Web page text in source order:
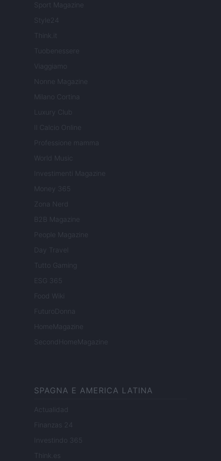
Sport Magazine
Style24
Think.it
Tuobenessere
Viaggiamo
Nonne Magazine
Milano Cortina
Luxury Club
Il Calcio Online
Professione mamma
World Music
Investimenti Magazine
Money 365
Zona Nerd
B2B Magazine
People Magazine
Day Travel
Tutto Gaming
ESG 365
Food Wiki
FuturoDonna
HomeMagazine
SecondHomeMagazine
SPAGNA E AMERICA LATINA
Actualidad
Finanzas 24
Investindo 365
Think.es